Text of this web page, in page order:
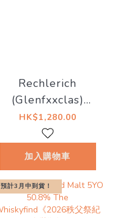
Rechlerich
(Glenfxxclas)
2008/2026 17YO
#21 55.2% The
Whiskyfind【不朽
章】
HK$1,280.00
加入購物車
預計3月中到貨！